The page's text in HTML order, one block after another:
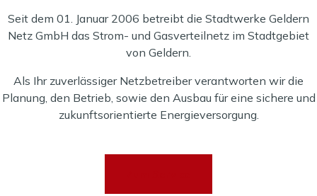
Seit dem 01. Januar 2006 betreibt die Stadtwerke Geldern
Netz GmbH das Strom- und Gasverteilnetz im Stadtgebiet
von Geldern.
Als Ihr zuverlässiger Netzbetreiber verantworten wir die
Planung, den Betrieb, sowie den Ausbau für eine sichere und
zukunftsorientierte Energieversorgung.